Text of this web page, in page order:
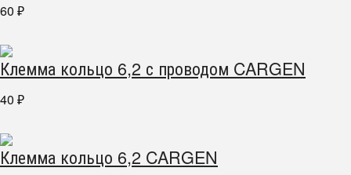
60 ₽
Клемма кольцо 6,2 с проводом CARGEN
40 ₽
Клемма кольцо 6,2 CARGEN